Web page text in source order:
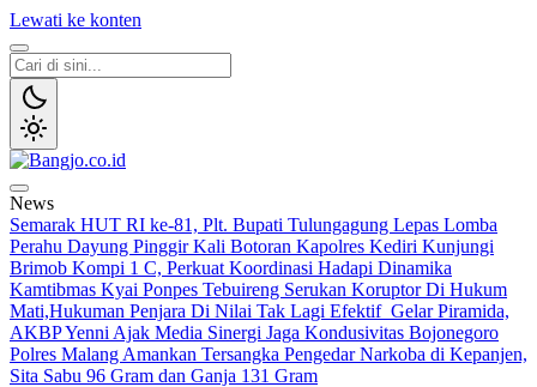
Lewati ke konten
Bangjo.co.id
Berani, Tegas, Terpercaya
News
Semarak HUT RI ke-81, Plt. Bupati Tulungagung Lepas Lomba
Perahu Dayung Pinggir Kali Botoran Kapolres Kediri Kunjungi
Brimob Kompi 1 C, Perkuat Koordinasi Hadapi Dinamika
Kamtibmas Kyai Ponpes Tebuireng Serukan Koruptor Di Hukum
Mati,Hukuman Penjara Di Nilai Tak Lagi Efektif Gelar Piramida,
AKBP Yenni Ajak Media Sinergi Jaga Kondusivitas Bojonegoro
Polres Malang Amankan Tersangka Pengedar Narkoba di Kepanjen,
Sita Sabu 96 Gram dan Ganja 131 Gram